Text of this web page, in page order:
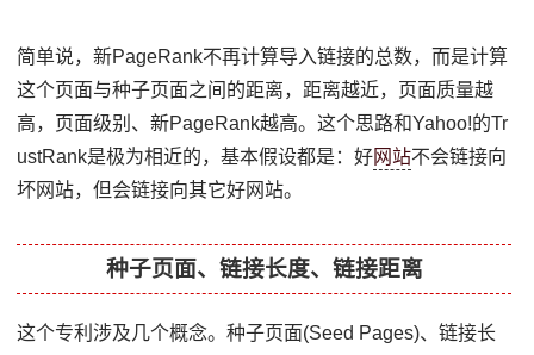
简单说，新PageRank不再计算导入链接的总数，而是计算
这个页面与种子页面之间的距离，距离越近，页面质量越
高，页面级别、新PageRank越高。这个思路和Yahoo!的Tr
ustRank是极为相近的，基本假设都是：好网站不会链接向
坏网站，但会链接向其它好网站。
种子页面、链接长度、链接距离
这个专利涉及几个概念。种子页面(Seed Pages)、链接长